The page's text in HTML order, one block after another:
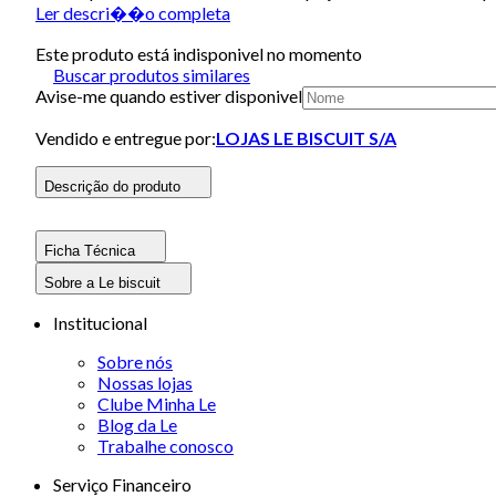
Ler descri��o completa
Este produto está indisponivel no momento
Buscar produtos similares
Avise-me quando estiver disponivel
Vendido e entregue por:LOJAS LE BISCUIT S/A
Descrição do produto
Ficha Técnica
Sobre a Le biscuit
Institucional
Sobre nós
Nossas lojas
Clube Minha Le
Blog da Le
Trabalhe conosco
Serviço Financeiro